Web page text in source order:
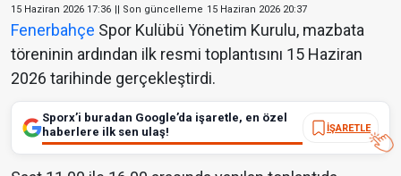
15 Haziran 2026 17:36 || Son güncelleme 15 Haziran 2026 20:37
Fenerbahçe Spor Kulübü Yönetim Kurulu, mazbata
töreninin ardından ilk resmi toplantısını 15 Haziran
2026 tarihinde gerçekleştirdi.
Sporx’i buradan Google’da işaretle, en özel
haberlere ilk sen ulaş!
İŞARETLE